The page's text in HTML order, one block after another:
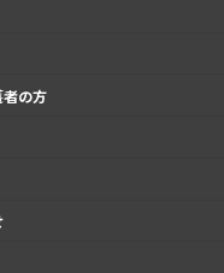
の方